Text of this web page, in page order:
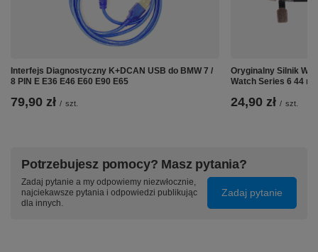
Interfejs Diagnostyczny K+DCAN USB do BMW 7 /
8 PIN E E36 E46 E60 E90 E65
79,90 zł / szt.
Oryginalny Silnik
Watch Series 6 44
24,90 zł / szt.
Potrzebujesz pomocy? Masz pytania?
Zadaj pytanie a my odpowiemy niezwłocznie,
najciekawsze pytania i odpowiedzi publikując
dla innych.
Zadaj pytanie